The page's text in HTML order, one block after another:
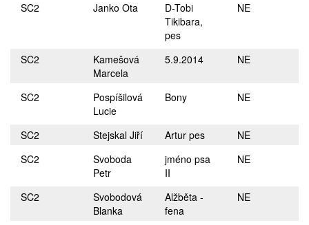
SC2 Janko Ota
D-Tobi
Tikibara,
pes
NE
SC2
Kamešová
Marcela
5.9.2014 NE
SC2
Pospíšilová
Lucie
Bony NE
SC2 Stejskal Jiří Artur pes
NE
SC2
Svoboda
Petr
jméno psa
II
NE
SC2
Svobodová
Blanka
Alžběta -
fena
NE